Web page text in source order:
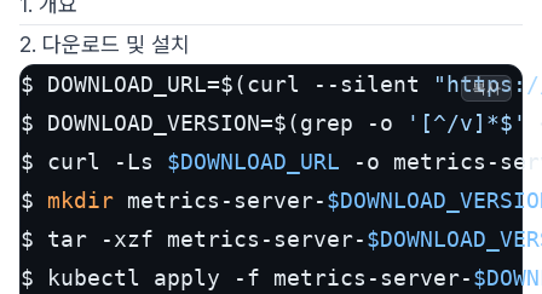
2. 다운로드 및 설치
$ DOWNLOAD_URL=$(curl --silent
$ DOWNLOAD_VERSION=$(grep -o
'[^/v]*$'
$ curl -Ls $DOWNLOAD_URL -o metrics-
$ mkdir metrics-server-
$ tar -xzf metrics-server-
$ kubectl apply -f metrics-server-
복사